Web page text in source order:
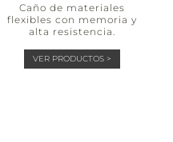
Caño de materiales
flexibles con memoria y
alta resistencia.
VER PRODUCTOS >